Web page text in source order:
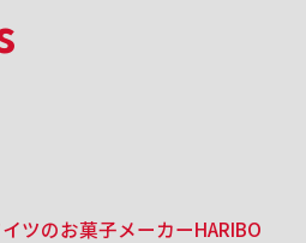
ツのお菓子メーカーHARIBO